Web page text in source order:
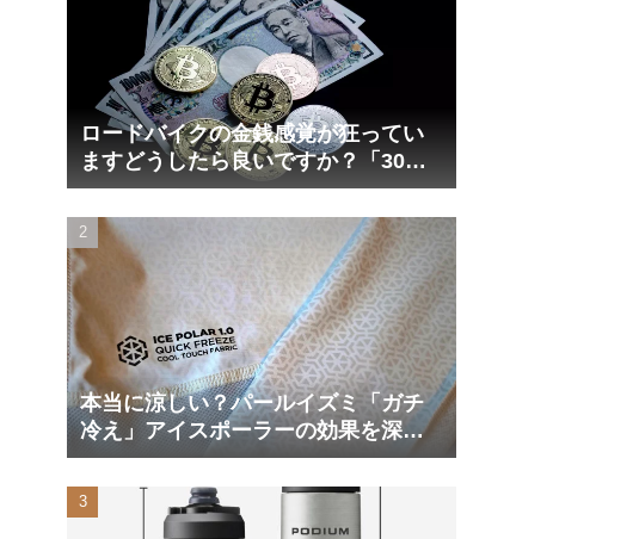
ロードバイクの金銭感覚が狂ってい
ますどうしたら良いですか？「30万
円は安い」の正体
本当に涼しい？パールイズミ「ガチ
冷え」アイスポーラーの効果を深部
体温計COREで測ってみた